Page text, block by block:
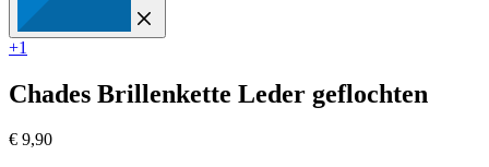
+1
Chades Brillenkette Leder geflochten
€ 9,90